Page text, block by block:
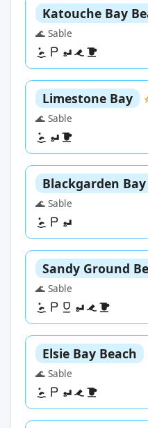
Katouche Bay
🌊 Sable
Limestone Bay
🌊 Sable
Blackgarden
🌊 Sable
Sandy Ground
🌊 Sable
Elsie Bay Beach
🌊 Sable